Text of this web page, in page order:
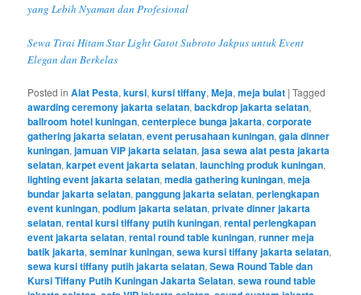
yang Lebih Nyaman dan Profesional
Sewa Tirai Hitam Star Light Gatot Subroto Jakpus untuk Event
Elegan dan Berkelas
Posted in Alat Pesta,kursi,kursi tiffany,Meja,meja bulat |Tagged
awarding ceremony jakarta selatan,backdrop jakarta selatan,
ballroom hotel kuningan,centerpiece bunga jakarta,corporate
gathering jakarta selatan,event perusahaan kuningan,gala dinner
kuningan,jamuan VIP jakarta selatan,jasa sewa alat pesta jakarta
selatan,karpet event jakarta selatan,launching produk kuningan,
lighting event jakarta selatan,media gathering kuningan,meja
bundar jakarta selatan,panggung jakarta selatan,perlengkapan
event kuningan,podium jakarta selatan,private dinner jakarta
selatan,rental kursi tiffany putih kuningan,rental perlengkapan
event jakarta selatan,rental round table kuningan,runner meja
batik jakarta,seminar kuningan,sewa kursi tiffany jakarta selatan,
sewa kursi tiffany putih jakarta selatan,Sewa Round Table dan
Kursi Tiffany Putih Kuningan Jakarta Selatan,sewa round table